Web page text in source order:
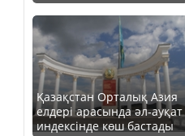
Қазақстан Орталық Азия
елдері арасында әл-ауқат
индексінде көш бастады